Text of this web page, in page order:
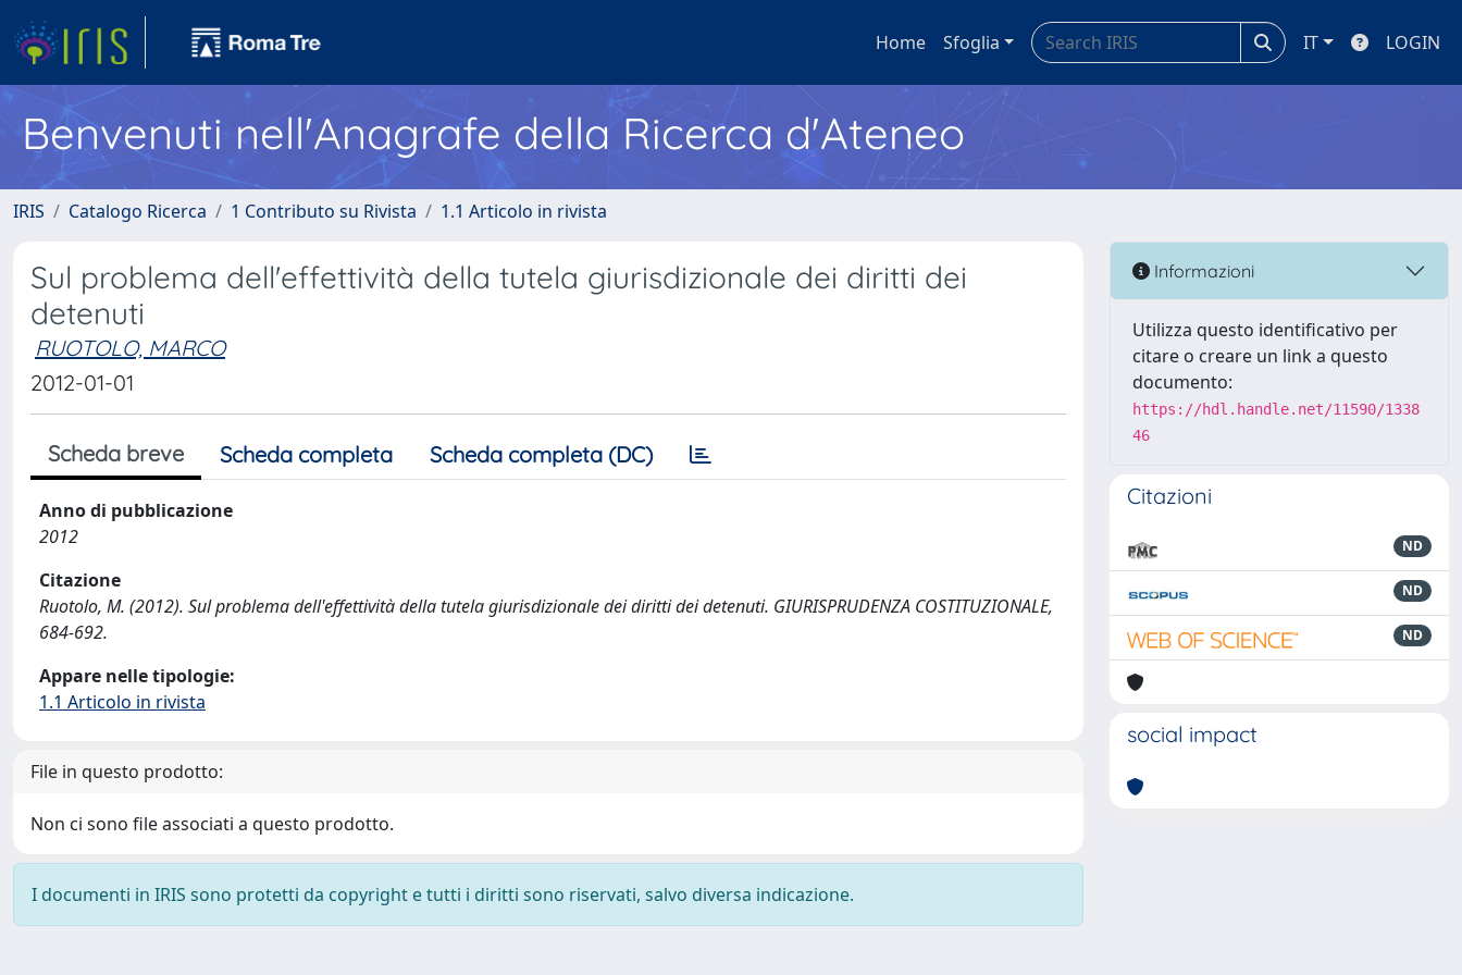
Home Sfoglia IT LOGIN
Benvenuti nell'Anagrafe della Ricerca d'Ateneo
IRIS Catalogo Ricerca 1 Contributo su Rivista 1.1 Articolo in rivista
Sul problema dell'effettività della tutela giurisdizionale dei diritti dei
detenuti
RUOTOLO, MARCO
2012-01-01
Scheda breve Scheda completa Scheda completa (DC)
Anno di pubblicazione
2012
Citazione
Ruotolo, M. (2012). Sul problema dell'effettività della tutela giurisdizionale dei diritti dei detenuti. GIURISPRUDENZA COSTITUZIONALE,
684-692.
Appare nelle tipologie:
1.1 Articolo in rivista
File in questo prodotto:
Non ci sono file associati a questo prodotto.
I documenti in IRIS sono protetti da copyright e tutti i diritti sono riservati, salvo diversa indicazione.
Informazioni
Utilizza questo identificativo per
citare o creare un link a questo
documento:
https://hdl.handle.net/11590/1338
46
Citazioni
ND
ND
ND
social impact